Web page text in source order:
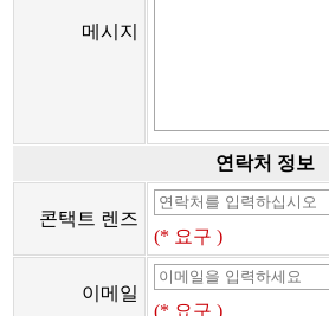
메시지
연락처 정보
콘택트 렌즈
(* 요구 )
이메일
(* 요구 )